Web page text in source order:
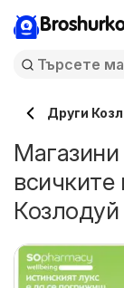
Други
Магазини
Козлодуй